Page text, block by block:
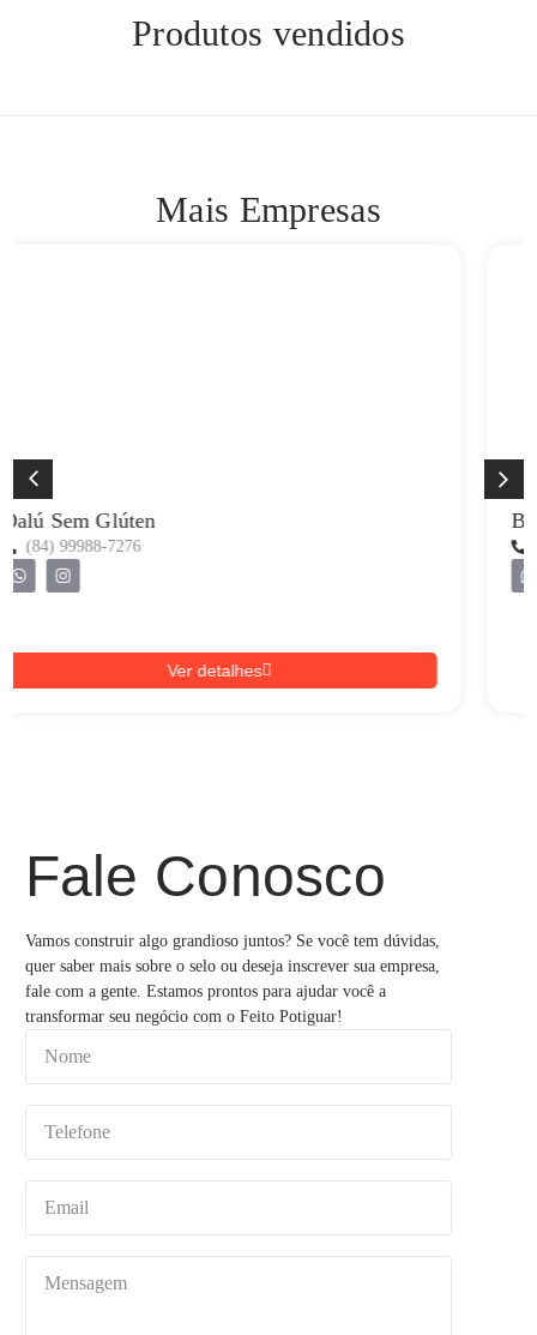
Produtos vendidos
Mais Empresas
Fale Conosco
Vamos construir algo grandioso juntos? Se você tem dúvidas,
quer saber mais sobre o selo ou deseja inscrever sua empresa,
fale com a gente. Estamos prontos para ajudar você a
transformar seu negócio com o Feito Potiguar!